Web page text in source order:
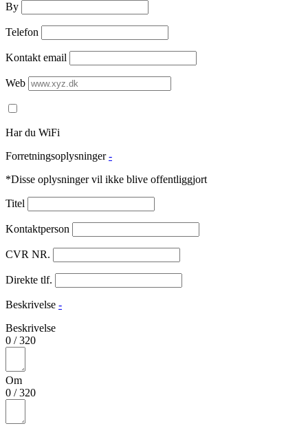
By
Telefon
Kontakt email
Web
Har du WiFi
Forretningsoplysninger -
*Disse oplysninger vil ikke blive offentliggjort
Titel
Kontaktperson
CVR NR.
Direkte tlf.
Beskrivelse -
Beskrivelse
0 /320
Om
0 /320